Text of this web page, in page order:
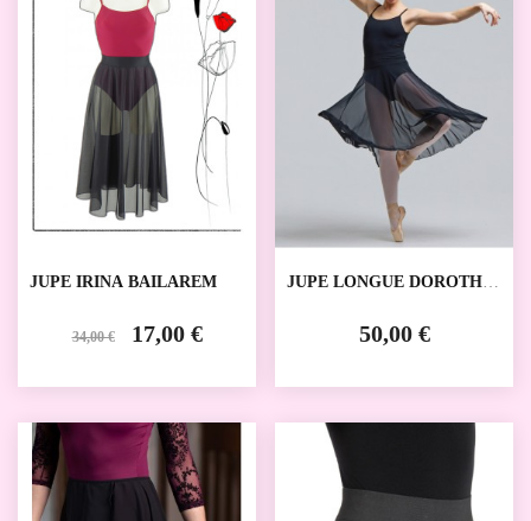
JUPE IRINA BAILAREM
34,00 € 17,00 €
JUPE LONGUE DOROTHY
50,00 €